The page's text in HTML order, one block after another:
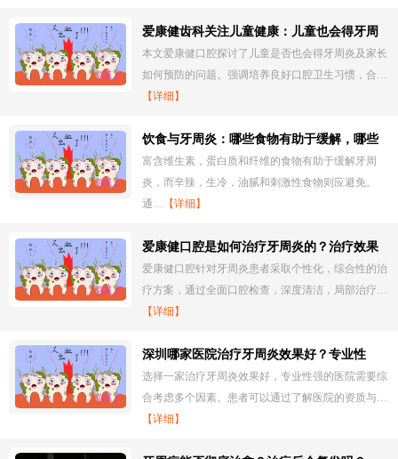
爱康健齿科关注儿童健康：儿童也会得牙周
炎吗？
本文爱康健口腔探讨了儿童是否也会得牙周炎及家长
如何预防的问题。强调培养良好口腔卫生习惯，合…
【详细】
饮食与牙周炎：哪些食物有助于缓解，哪些
应尽量避免？
富含维生素，蛋白质和纤维的食物有助于缓解牙周
炎，而辛辣，生冷，油腻和刺激性食物则应避免。
通… 【详细】
爱康健口腔是如何治疗牙周炎的？治疗效果
如何？
爱康健口腔针对牙周炎患者采取个性化，综合性的治
疗方案，通过全面口腔检查，深度清洁，局部治疗…
【详细】
深圳哪家医院治疗牙周炎效果好？专业性
强？
选择一家治疗牙周炎效果好，专业性强的医院需要综
合考虑多个因素。患者可以通过了解医院的资质与…
【详细】